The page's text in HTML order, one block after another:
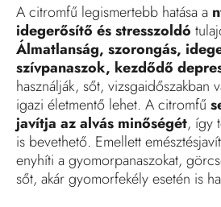
A citromfű legismertebb hatása a
idegerősítő és stresszoldó
Álmatlanság, szorongás,
szívpanaszok, kezdődő
használják, sőt, vizsgaidőszakban
igazi életmentő lehet. A citromfű
javítja az alvás minőségét, így
is bevethető. Emellett
enyhíti a gyomorpanaszokat,
sőt, akár gyomorfekély esetén is